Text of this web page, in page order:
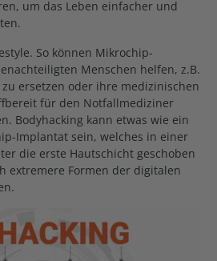
um das Leben einfacher und
So können Mikrochip-
Menschen helfen, z.B.
ersetzen oder ihre medizinischen
für den Notfallmediziner
Bodyhacking kann etwas wie ein
Implantat sein, welches in einer
die erste Hautschicht geschoben
extremere Formen der digitalen